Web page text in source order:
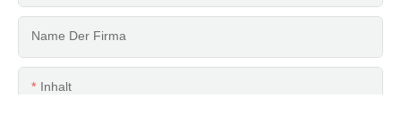
Name Der Firma
Inhalt